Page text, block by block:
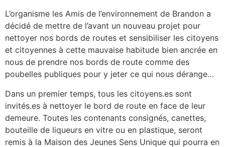
L’organisme les Amis de l’environnement de Brandon a
décidé de mettre de l’avant un nouveau projet pour
nettoyer nos bords de routes et sensibiliser les citoyens
et citoyennes à cette mauvaise habitude bien ancrée en
nous de prendre nos bords de route comme des
poubelles publiques pour y jeter ce qui nous dérange…
Dans un premier temps, tous les citoyens.es sont
invités.es à nettoyer le bord de route en face de leur
demeure. Toutes les contenants consignés, canettes,
bouteille de liqueurs en vitre ou en plastique, seront
remis à la Maison des Jeunes Sens Unique qui pourra en